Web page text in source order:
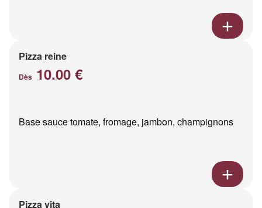
Pizza reine
Dès 10.00 €
Base sauce tomate, fromage, jambon, champignons
Pizza vita